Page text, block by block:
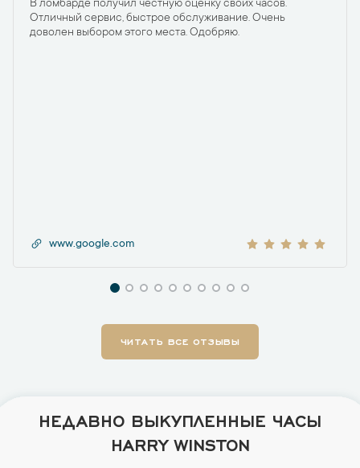
В ломбарде получил честную оценку своих часов.
Отличный сервис, быстрое обслуживание. Очень
доволен выбором этого места. Одобряю.
www.google.com
ЧИТАТЬ ВСЕ ОТЗЫВЫ
НЕДАВНО ВЫКУПЛЕННЫЕ ЧАСЫ
HARRY WINSTON